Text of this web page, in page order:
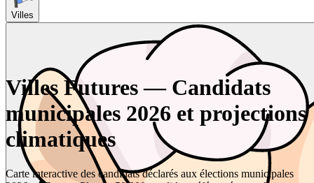
Villes
Villes Futures — Candidats
municipales 2026 et projections
climatiques
Carte interactive des candidats déclarés aux élections municipales